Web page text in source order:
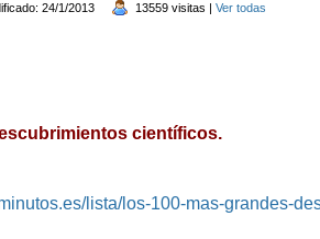
24/1/2013 13559 visitas | Ver todas
científicos.
lista/los-100-mas-grandes-